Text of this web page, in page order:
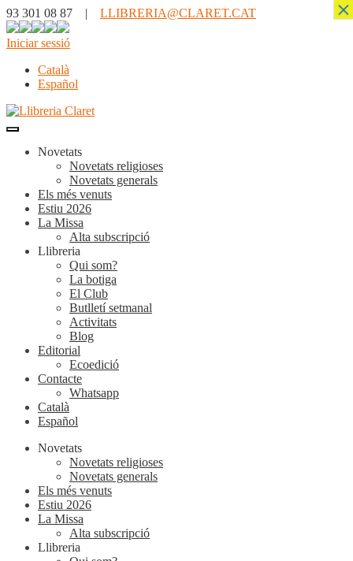
93 301 08 87 | LLIBRERIA@CLARET.CAT
Iniciar sessió
Català
Español
Novetats
Novetats religioses
Novetats generals
Els més venuts
Estiu 2026
La Missa
Alta subscripció
Llibreria
Qui som?
La botiga
El Club
Butlletí setmanal
Activitats
Blog
Editorial
Ecoedició
Contacte
Whatsapp
Català
Español
Novetats
Novetats religioses
Novetats generals
Els més venuts
Estiu 2026
La Missa
Alta subscripció
Llibreria
×